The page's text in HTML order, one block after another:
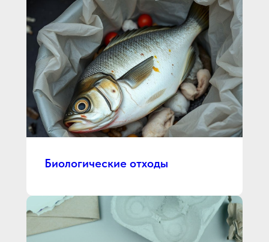
Биологические отходы